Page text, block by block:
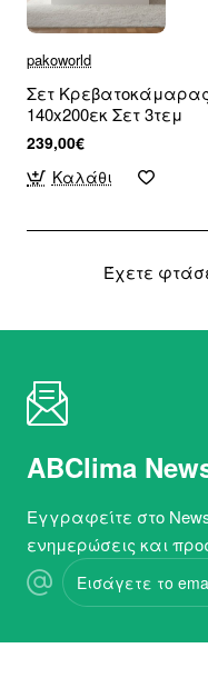
pakoworld
Σετ Κρεβατοκάμαρας
140x200εκ Σετ 3τεμ
239,00€
Καλάθι
Έχετε
ABClima
Εγγραφείτε στο
ενημερώσεις και
Εισάγετε
το
email